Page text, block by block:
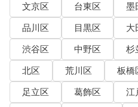
文京区
台東区 墨
品川区
目黒区 大
渋谷区
中野区 杉
北区
荒川区 板橋
足立区
葛飾区 江